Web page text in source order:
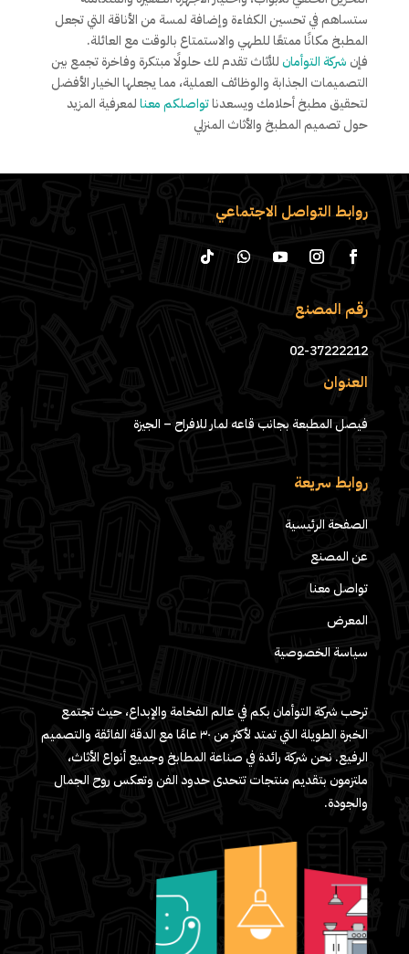
ستساهم في تحسين الكفاءة وإضافة لمسة من الأناقة التي تجعل
المطبخ مكانًا ممتعًا للطهي والاستمتاع بالوقت مع العائلة.
فإن شركة التوأمانللأثاث تقدم لك حلولًا مبتكرة وفاخرة تجمع بين
التصميمات الجذابة والوظائف العملية، مما يجعلها الخيار الأفضل
لتحقيق مطبخ أحلامك ويسعدناتواصلكم معنالمعرفية المزيد
حول تصميم المطبخ والأثاث المنزلي
روابط التواصل الاجتماعي
رقم المصنع
02-37222212
العنوان
فيصل المطبعة بجانب قاعه لمار للافراح – الجيزة
روابط سريعة
الصفحة الرئيسية
عن المصنع
تواصل معنا
المعرض
سياسة الخصوصية
ترحب شركة التوأمان بكم في عالم الفخامة والإبداع، حيث تجتمع
الخبرة الطويلة التي تمتد لأكثر من ٣٠ عامًا مع الدقة الفائقة والتصميم
الرفيع. نحن شركة رائدة في صناعة المطابخ وجميع أنواع الأثاث،
ملتزمون بتقديم منتجات تتحدى حدود الفن وتعكس روح الجمال
والجودة.